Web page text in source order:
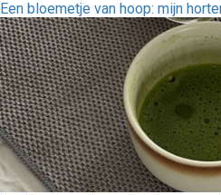
Een bloemetje van hoop: mijn